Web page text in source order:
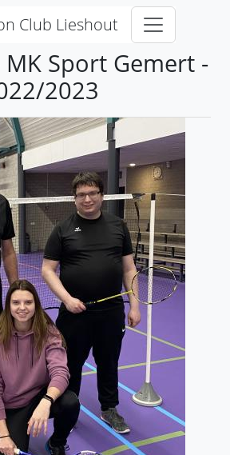
Club Lieshout
MK Sport Gemert -
2023